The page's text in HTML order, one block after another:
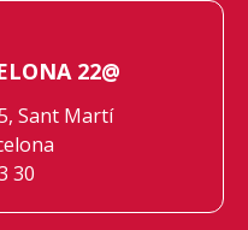
22@
Sant Martí
30